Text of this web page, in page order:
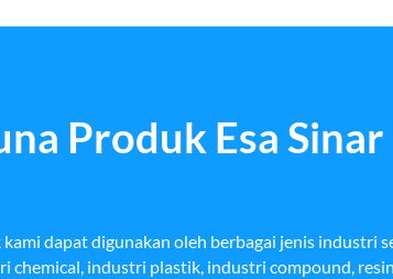
Produk Esa
dapat digunakan oleh berbagai jenis industri
chemical, industri plastik, industri compound,